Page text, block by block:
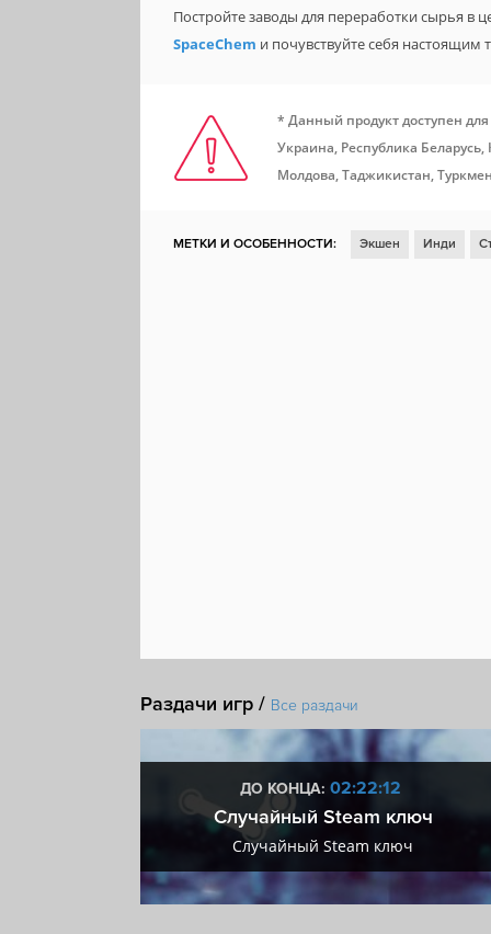
Постройте заводы для переработки сырья в
SpaceChem и почувствуйте себя настоящим
* Данный продукт доступен
Украина, Республика
Молдова, Таджикистан,
МЕТКИ И ОСОБЕННОСТИ: Экшен Инди
Раздачи игр / Все раздачи
ДО КОНЦА: 02:22:11
Случайный Steam ключ
Случайный Steam ключ